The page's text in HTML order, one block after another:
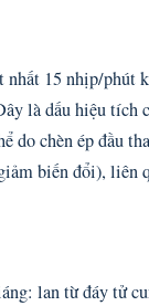
15 nhịp/phút
là dấu hiệu tích
do chèn ép đầu
biến đổi), liên
lan từ đáy tử